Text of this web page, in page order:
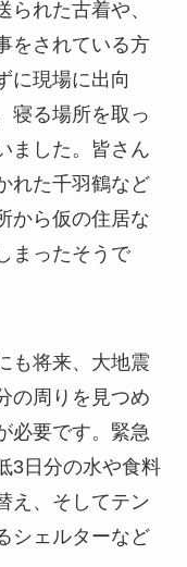
られた古着や、
をされている方
に現場に出向
寝る場所を取っ
ました。皆さん
れた千羽鶴など
から仮の住居な
まったそうで
も将来、大地震
の周りを見つめ
必要です。緊急
3日分の水や食料
え、そしてテン
シェルターなど